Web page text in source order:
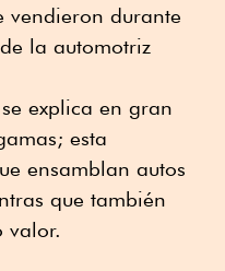
vendieron durante
la automotriz
explica en gran
esta
ensamblan autos
que también
valor.